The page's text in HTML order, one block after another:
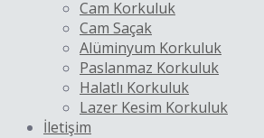
Cam Korkuluk
Cam Saçak
Alüminyum Korkuluk
Paslanmaz Korkuluk
Halatlı Korkuluk
Lazer Kesim Korkuluk
İletişim